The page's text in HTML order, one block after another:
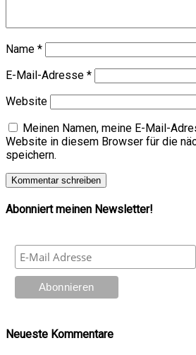
Name *
E-Mail-Adresse *
Website
Meinen Namen, meine E-Mail-
Website in diesem Browser für die
speichern.
Abonniert meinen Newsletter!
Neueste Kommentare